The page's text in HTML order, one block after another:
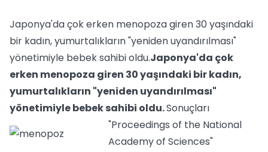
Japonya'da çok erken menopoza giren 30 yaşındaki
bir kadın, yumurtalıkların "yeniden uyandırılması"
yönetimiyle bebek sahibi oldu.Japonya'da çok
erken menopoza giren 30 yaşındaki bir kadın,
yumurtalıkların "yeniden uyandırılması"
yönetimiyle bebek sahibi oldu.Sonuçları
"Proceedings of the National
Academy of Sciences"